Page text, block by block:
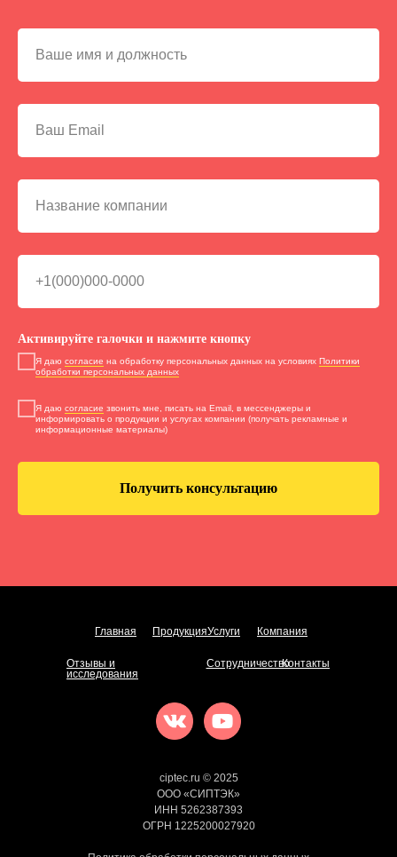
Активируйте галочки и нажмите кнопку
Я даю согласие на обработку персональных данных на условиях Политики
обработки персональных данных
Я даю согласие звонить мне, писать на Email, в мессенджеры и
информировать о продукции и услугах компании (получать рекламные и
информационные материалы)
Получить консультацию
ciptec.ru © 2025
ООО «СИПТЭК»
ИНН 5262387393
ОГРН 1225200027920
Главная ПродукцияУслуги
Отзывы и
исследования
Компания
СотрудничествоКонтакты